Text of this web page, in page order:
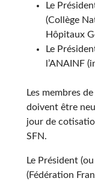
Le
(Collège
Hôpitaux
Le
l’ANAINF
Les membres
doivent être
jour de
SFN.
Le Président
(Fédération